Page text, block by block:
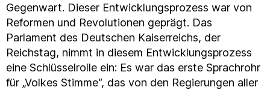
Gegenwart. Dieser Entwicklungsprozess war von
Reformen und Revolutionen geprägt. Das
Parlament des Deutschen Kaiserreichs, der
Reichstag, nimmt in diesem Entwicklungsprozess
eine Schlüsselrolle ein: Es war das erste Sprachrohr
für „Volkes Stimme“, das von den Regierungen aller